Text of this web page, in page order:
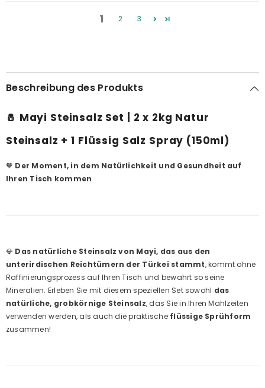
1 2 3
Beschreibung des Produkts
🧂 Mayi Steinsalz Set | 2 x 2kg Natur
Steinsalz + 1 Flüssig Salz Spray (150ml)
🧡 Der Moment, in dem Natürlichkeit und Gesundheit auf
Ihren Tisch kommen
💎 Das natürliche Steinsalz von Mayi, das aus den
unterirdischen Reichtümern der Türkei stammt, kommt ohne
Raffinierungsprozess auf Ihren Tisch und bewahrt so seine
Mineralien. Erleben Sie mit diesem speziellen Set sowohl das
natürliche, grobkörnige Steinsalz, das Sie in Ihren Mahlzeiten
verwenden werden, als auch die praktische flüssige Sprühform
zusammen!